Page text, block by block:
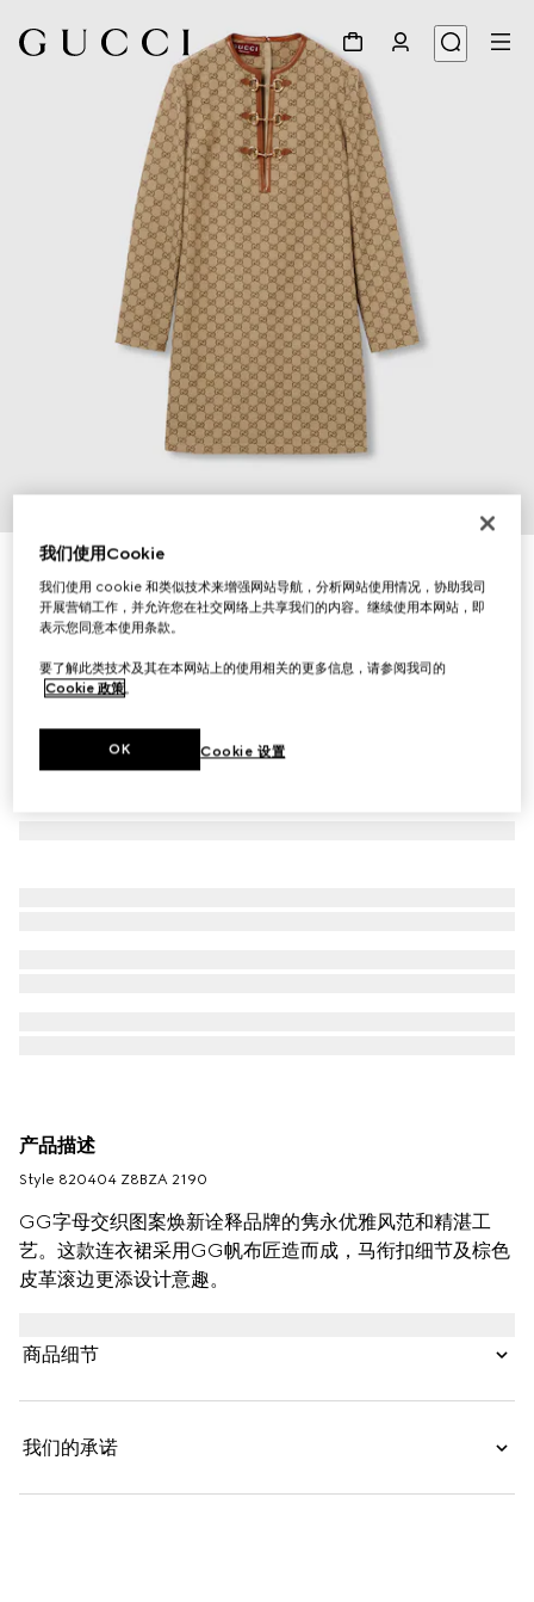
饰马衔扣GG帆布连衣裙
€ 2.090
产品描述
Style ‎820404 Z8BZA 2190
GG字母交织图案焕新诠释品牌的隽永优雅风范和精湛工
艺。这款连衣裙采用GG帆布匠造而成，马衔扣细节及棕色
皮革滚边更添设计意趣。
商品细节
我们的承诺
我们使用Cookie
我们使用 cookie 和类似技术来增强网站导航，分析网站使用情况，协助我司
开展营销工作，并允许您在社交网络上共享我们的内容。继续使用本网站，即
表示您同意本使用条款。
要了解此类技术及其在本网站上的使用相关的更多信息，请参阅我司的
Cookie 政策。
Cookie 设置
OK